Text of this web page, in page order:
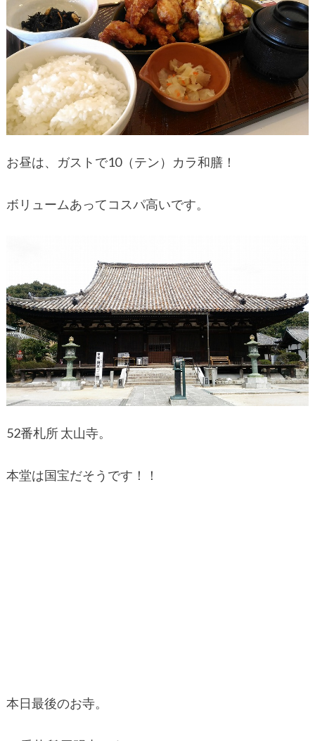
お昼は、ガストで10（テン）カラ和膳！
ボリュームあってコスパ高いです。
52番札所 太山寺。
本堂は国宝だそうです！！
本日最後のお寺。